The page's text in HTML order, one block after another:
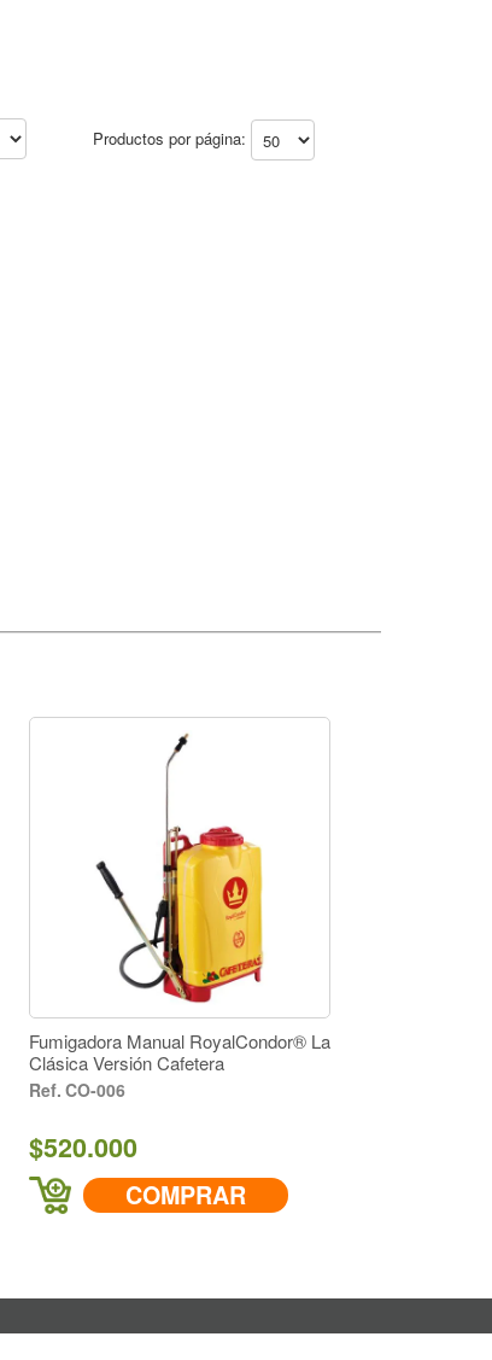
Productos por página:
Fumigadora Manual RoyalCondor® La
Clásica Versión Cafetera
CO-006
$520.000
COMPRAR